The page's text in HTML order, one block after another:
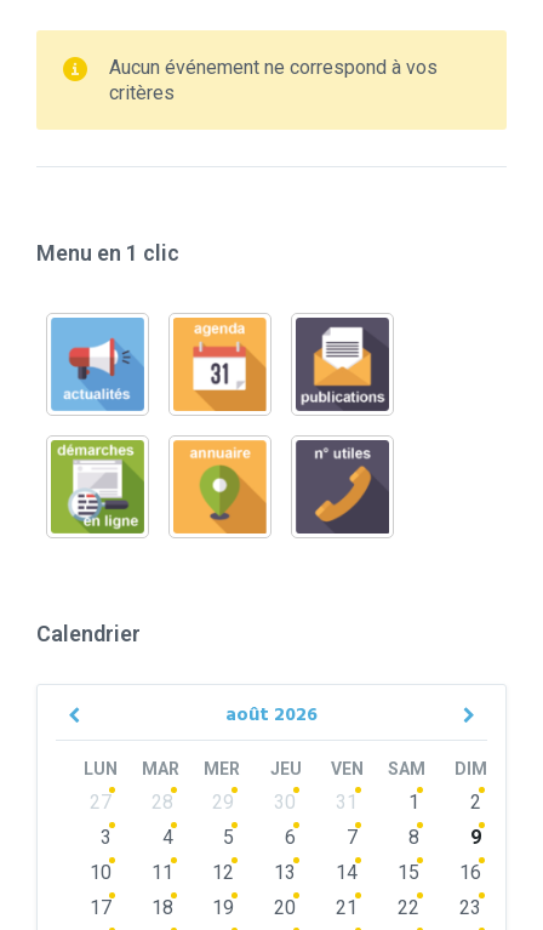
Aucun événement ne correspond à vos
critères
Menu en 1 clic
Calendrier
août 2026
Previous
LUN MAR MER JEU VEN SAM DIM
Skip
calendar
27 28 29 30 31 1
2
3
4 5 6 7 8
9
10
11 12 13 14 15
16
17
18 19 20 21 22
23